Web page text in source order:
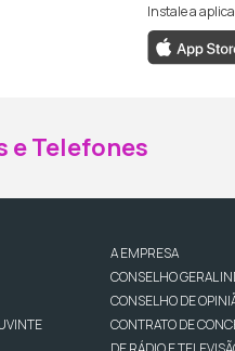
da RTP
da
Instale a
e Telefones
A EMPRESA
CONSELHO GERAL
CONSELHO DE
CONTRATO DE